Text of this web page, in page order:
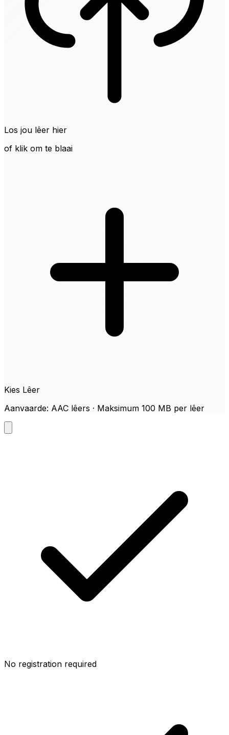
Los jou lêer hier
of klik om te blaai
Kies Lêer
Aanvaarde: AAC lêers · Maksimum 100 MB per lêer
No registration required